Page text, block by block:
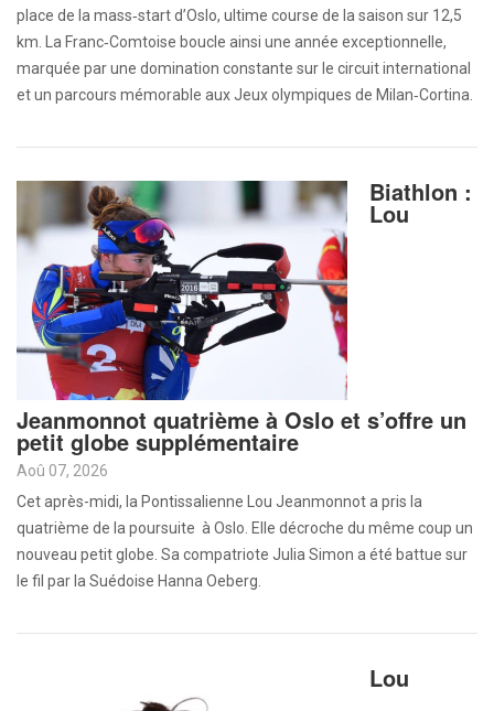
place de la mass‑start d’Oslo, ultime course de la saison sur 12,5
km. La Franc‑Comtoise boucle ainsi une année exceptionnelle,
marquée par une domination constante sur le circuit international
et un parcours mémorable aux Jeux olympiques de Milan‑Cortina.
Biathlon :
Lou
Jeanmonnot quatrième à Oslo et s’offre un
petit globe supplémentaire
Aoû 07, 2026
Cet après-midi, la Pontissalienne Lou Jeanmonnot a pris la
quatrième de la poursuite à Oslo. Elle décroche du même coup un
nouveau petit globe. Sa compatriote Julia Simon a été battue sur
le fil par la Suédoise Hanna Oeberg.
Lou